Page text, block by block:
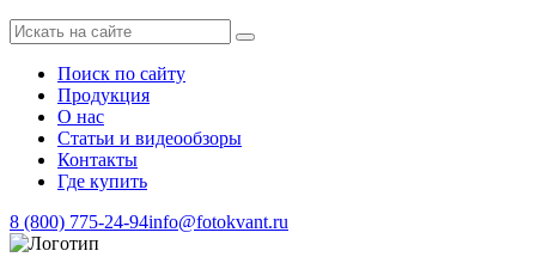
Поиск по сайту
Продукция
О нас
Статьи и видеообзоры
Контакты
Где купить
8 (800) 775-24-94info@fotokvant.ru